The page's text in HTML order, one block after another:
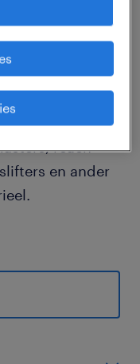
onderhoud
types
reach
en ander